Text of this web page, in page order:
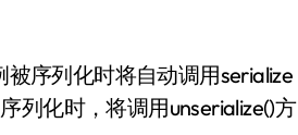
序列化时将自动调用serialize
列化时，将调用unserialize()方